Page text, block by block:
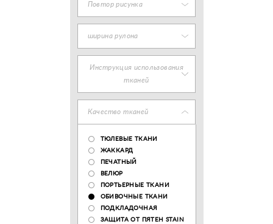
Повтор рисунка
ширина рулона
Инструкция использования
тканей
Качество тканей
ТЮЛЕВЫЕ ТКАНИ
ЖАККАРД
ПЕЧАТНЫЙ
ВЕЛЮР
ПОРТЬЕРНЫЕ ТКАНИ
ОБИВОЧНЫЕ ТКАНИ
ПОДКЛАДОЧНАЯ
ЗАЩИТА ОТ ПЯТЕН STAIN